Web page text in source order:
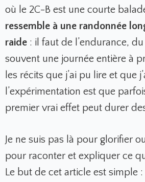
où le 2C-B est une courte
ressemble à une randonnée
raide : il faut de l’endurance,
souvent une journée entière à
les récits que j’ai pu lire et que
l’expérimentation est que
premier vrai effet peut durer
Je ne suis pas là pour glorifier
pour raconter et expliquer ce
Le but de cet article est simple :